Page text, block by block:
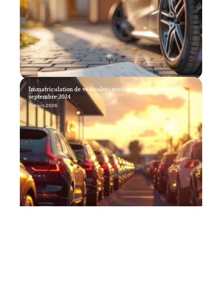
Immatriculation de véhicules : tendances et statistiques de
septembre 2024
11 mars 2026